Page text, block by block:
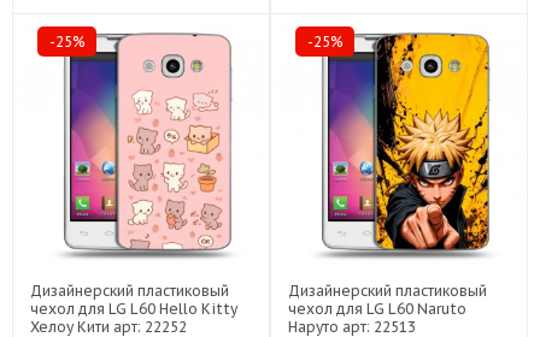
-25%
Дизайнерский пластиковый
чехол для LG L60 Hello Kitty
Хелоу Кити арт: 22252
-25%
Дизайнерский пластиковый
чехол для LG L60 Naruto
Наруто арт: 22513